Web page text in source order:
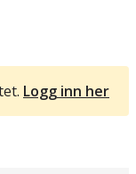
Logg inn her